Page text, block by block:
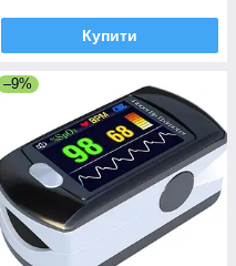
Купити
–9%